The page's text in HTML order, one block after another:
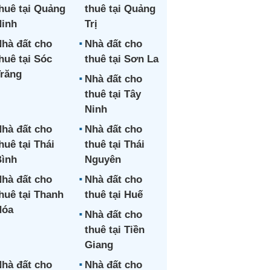
tại Quảng
thuê tại Quảng
Trị
đất cho
tại Sóc
Nhà đất cho
thuê tại Sơn La
Nhà đất cho
thuê tại Tây
Ninh
đất cho
tại Thái
Nhà đất cho
thuê tại Thái
Nguyên
đất cho
tại Thanh
Nhà đất cho
thuê tại Huế
Nhà đất cho
thuê tại Tiền
Giang
đất cho
Nhà đất cho